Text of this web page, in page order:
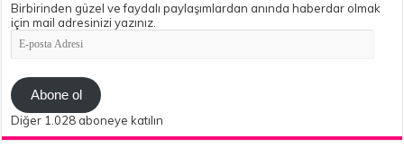
Birbirinden güzel ve faydalı paylaşımlardan anında haberdar olmak
için mail adresinizi yazınız.
E-
posta
Abone ol
Diğer 1.028 aboneye katılın